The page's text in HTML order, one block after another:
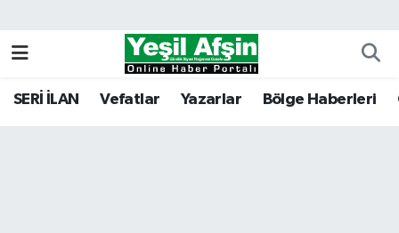
SERİ İLAN Vefatlar Yazarlar Bölge Haberleri
Kahramanmaraş Nöbetçi Eczaneler